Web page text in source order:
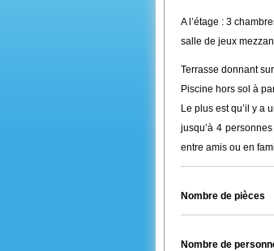
A l’étage : 3
salle de jeux
Terrasse donnant
Piscine hors sol à
Le plus est qu’il y a
jusqu’à 4
entre amis ou en
Nombre de pièces
Nombre de